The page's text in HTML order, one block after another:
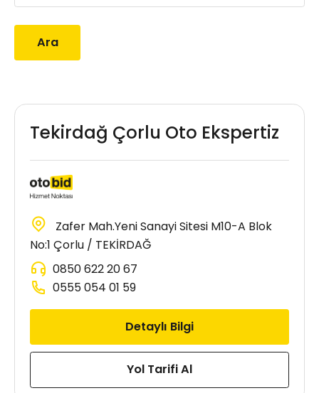
Ara
Tekirdağ Çorlu Oto Ekspertiz
Zafer Mah.Yeni Sanayi Sitesi M10-A Blok
No:1 Çorlu / TEKİRDAĞ
0850 622 20 67
0555 054 01 59
Detaylı Bilgi
Yol Tarifi Al